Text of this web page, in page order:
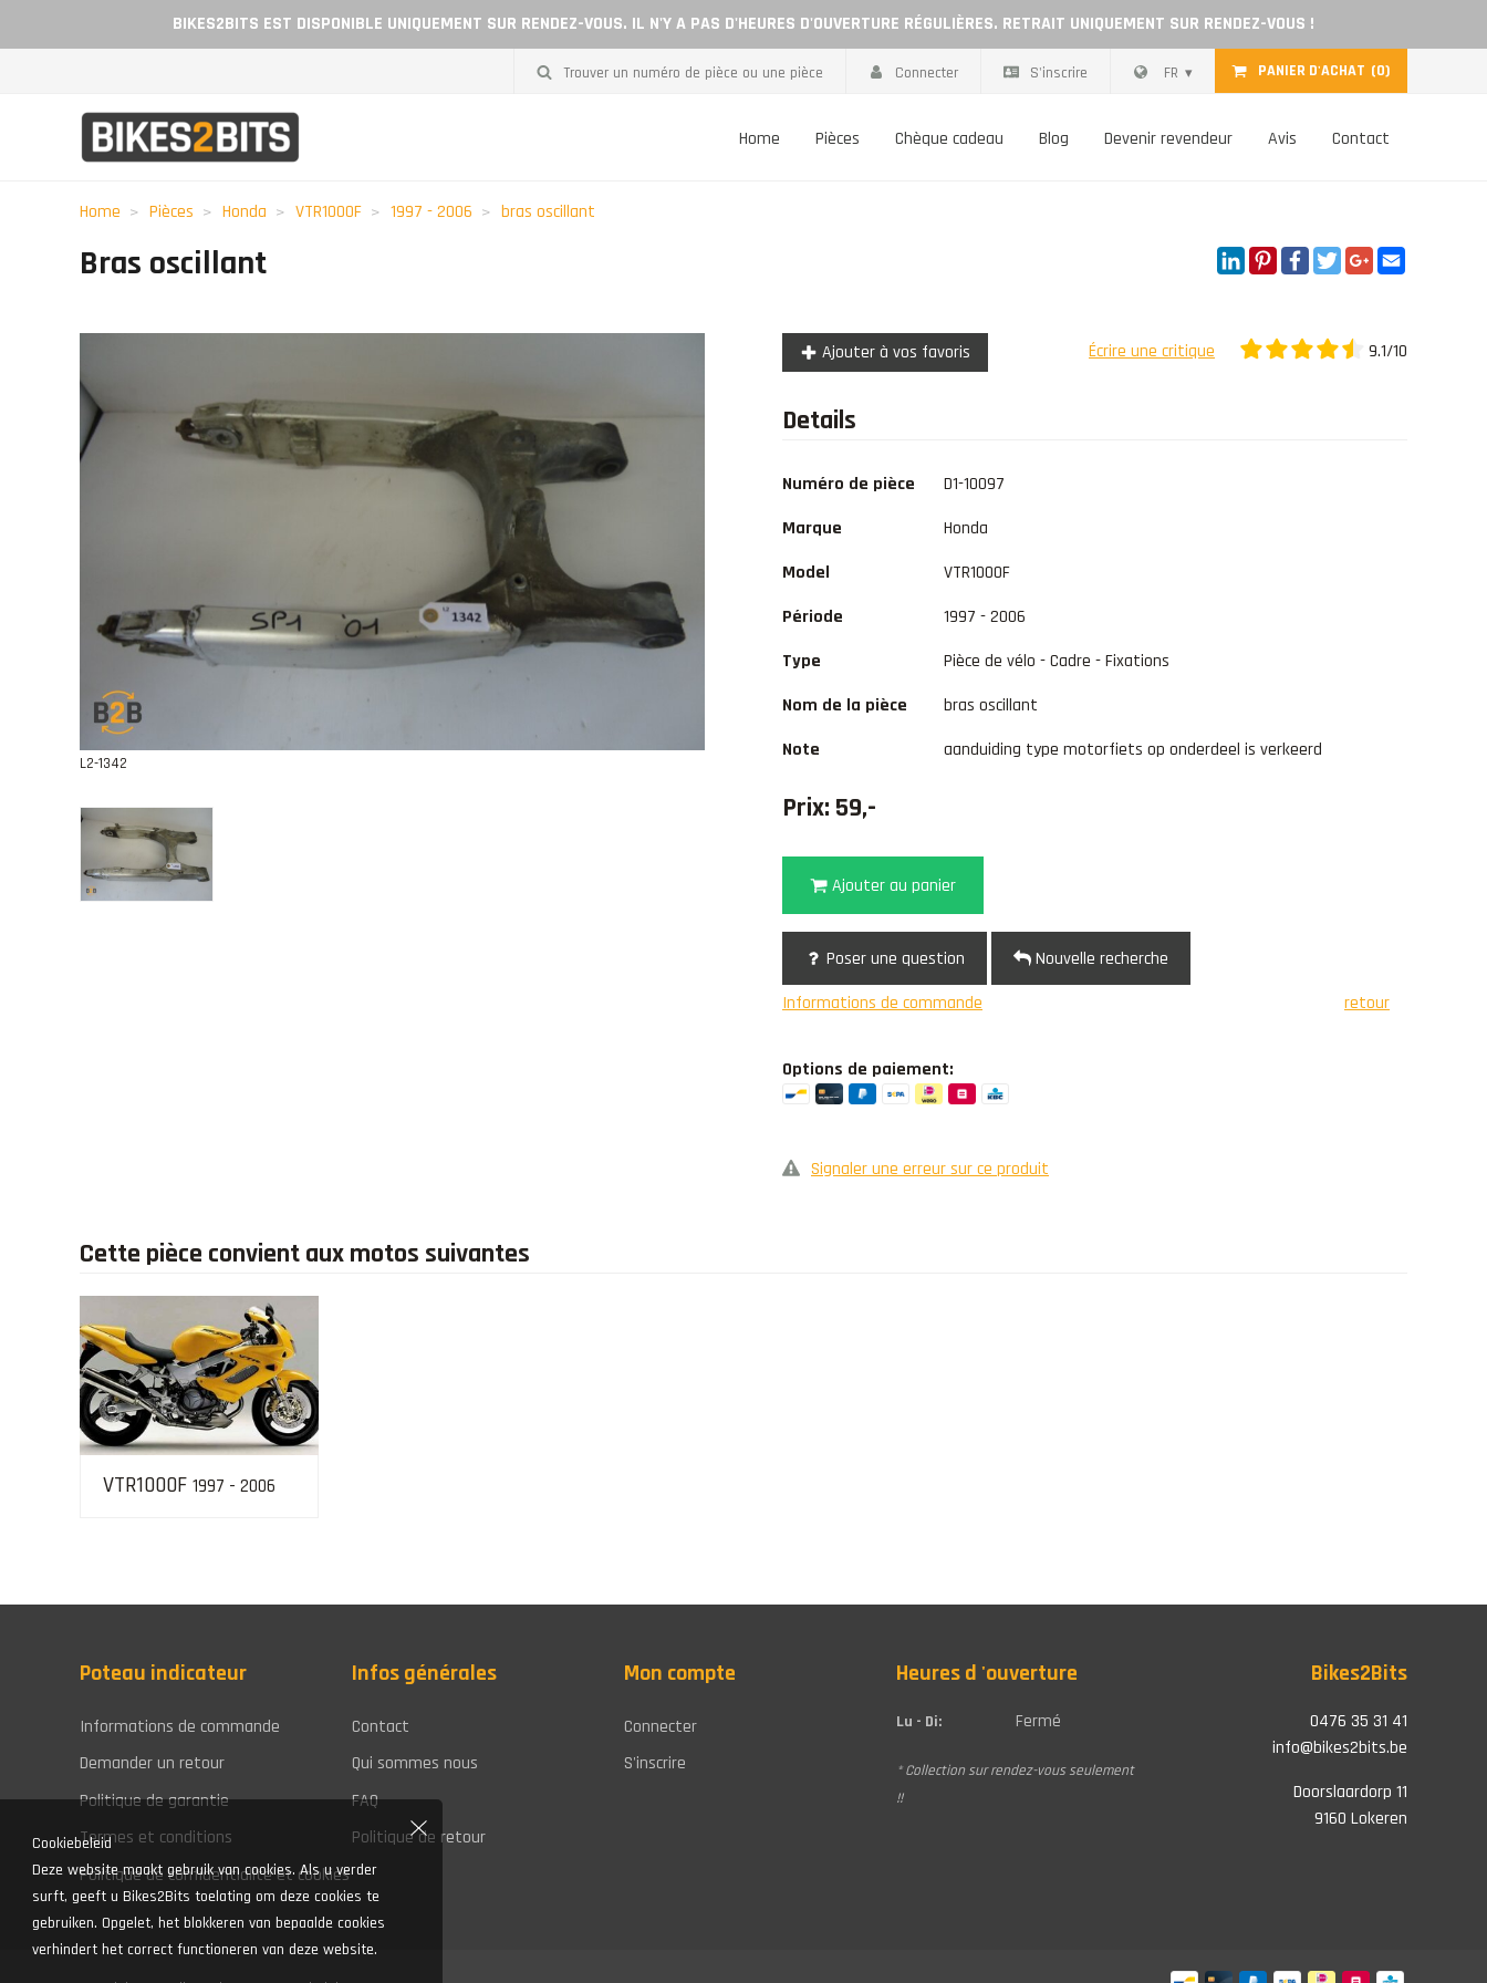
BIKES2BITS EST DISPONIBLE UNIQUEMENT SUR RENDEZ-VOUS. IL N'Y A PAS D'HEURES D'OUVERTURE RÉGULIÈRES. RETRAIT UNIQUEMENT SUR RENDEZ-VOUS !
PANIER D'ACHAT (0)
FR
S'inscrire
Connecter
Trouver un numéro de pièce ou une pièce
Home Pièces Chèque cadeau Blog Devenir revendeur Avis Contact
Home Pièces Honda VTR1000F 1997 - 2006 bras oscillant
Bras oscillant LinkedIn
Pinterest
Facebook
Twitter
Google+
L2-1342
Ajouter à vos favoris Écrire une critique 9.1/10
Details
Numéro de pièce
D1-10097
Marque
Honda
Model
VTR1000F
Période
1997 - 2006
Type
Pièce de vélo - Cadre - Fixations
Nom de la pièce
bras oscillant
Note
aanduiding type motorfiets op onderdeel is verkeerd
Prix: 59,-
Ajouter au panier
Poser une question
Nouvelle recherche
Informations de commande
retour
Options de paiement:
Signaler une erreur sur ce produit
Cette pièce convient aux motos suivantes
VTR1000F 1997 - 2006
Poteau indicateur
Informations de commande
Demander un retour
Politique de garantie
Termes et conditions
Politique de confidentialité et cookies
Infos générales
Contact
Qui sommes nous
FAQ
Politique de retour
Mon compte
Connecter
S'inscrire
Heures d 'ouverture
Lu - Di: Fermé
* Collection sur rendez-vous seulement
!!
Bikes2Bits
0476 35 31 41
info@bikes2bits.be
Doorslaardorp 11
9160 Lokeren
Cookiebeleid
Deze website maakt gebruik van cookies. Als u verder
surft, geeft u Bikes2Bits toelating om deze cookies te
gebruiken. Opgelet, het blokkeren van bepaalde cookies
verhindert het correct functioneren van deze website.